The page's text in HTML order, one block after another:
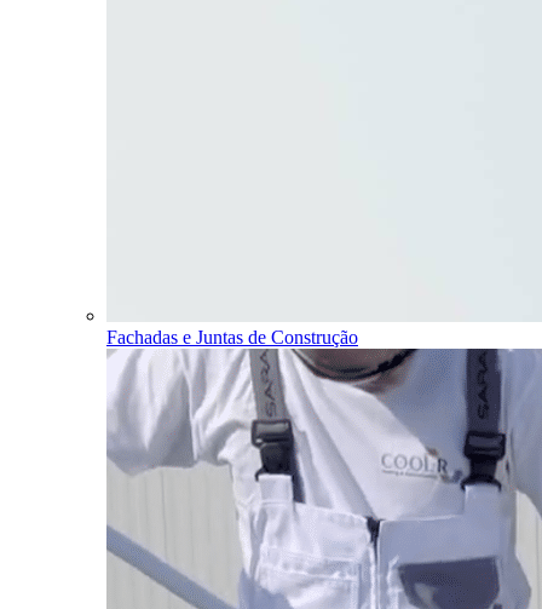
Fachadas e Juntas de Construção